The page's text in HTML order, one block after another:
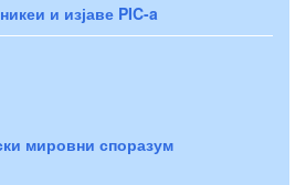
и изјаве PIC-a
мировни споразум